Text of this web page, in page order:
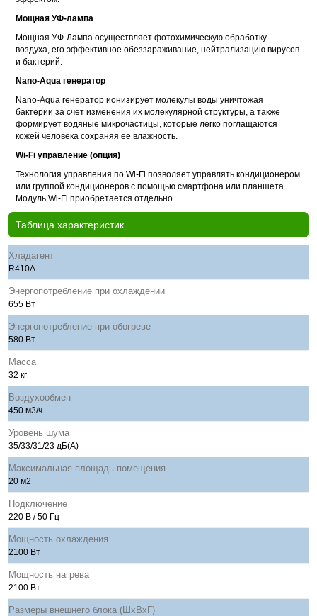
Мощная УФ-лампа
Мощная УФ-Лампа осуществляет фотохимическую обработку
воздуха, его эффективное обеззараживание, нейтрализацию вирусов
и бактерий.
Nano-Aqua генератор
Nano-Aqua генератор ионизирует молекулы воды уничтожая
бактерии за счет изменения их молекулярной структуры, а также
формирует водяные микрочастицы, которые легко поглащаются
кожей человека сохраняя ее влажность.
Wi-Fi управление (опция)
Технология управления по Wi-Fi позволяет управлять кондиционером
или группой кондиционеров с помощью смартфона или планшета.
Модуль Wi-Fi приобретается отдельно.
Таблица характеристик
Хладагент
R410A
Энергопотребление при охлаждении
655 Вт
Энергопотребление при обогреве
580 Вт
Масса
32 кг
Воздухообмен
450 м3/ч
Уровень шума
35/33/31/23 дБ(А)
Максимальная площадь помещения
20 м2
Подключение
220 В / 50 Гц
Мощность охлаждения
2100 Вт
Мощность нагрева
2100 Вт
Размеры внешнего блока (ШхВхГ)